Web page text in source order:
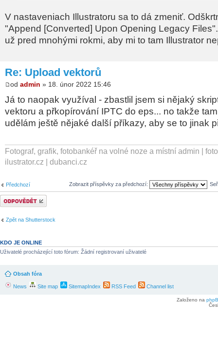
V nastaveniach Illustratoru sa to dá zmeniť.
"Append [Converted] Upon Opening Legacy
už pred mnohými rokmi, aby mi to tam Illustrator
Re: Upload vektorů
od admin » 18. únor 2022 15:46
Já to naopak využíval - zbastlil jsem si nějaký
vektoru a přkopírování IPTC do eps... no takže
udělám ještě nějaké další příkazy, aby se to jinak
Fotograf, grafik, fotobankéř na volné noze a místní admin |
ilustrator.cz | dubanci.cz
Předchozí Zobrazit příspěvky za předchozí:
Odeslat odpověď
Zpět na Shutterstock
KDO JE ONLINE
Uživatelé procházející toto fórum: Žádní registrovaní uživatelé
Obsah fóra
News Site map SitemapIndex RSS Feed Channel list
Založeno na